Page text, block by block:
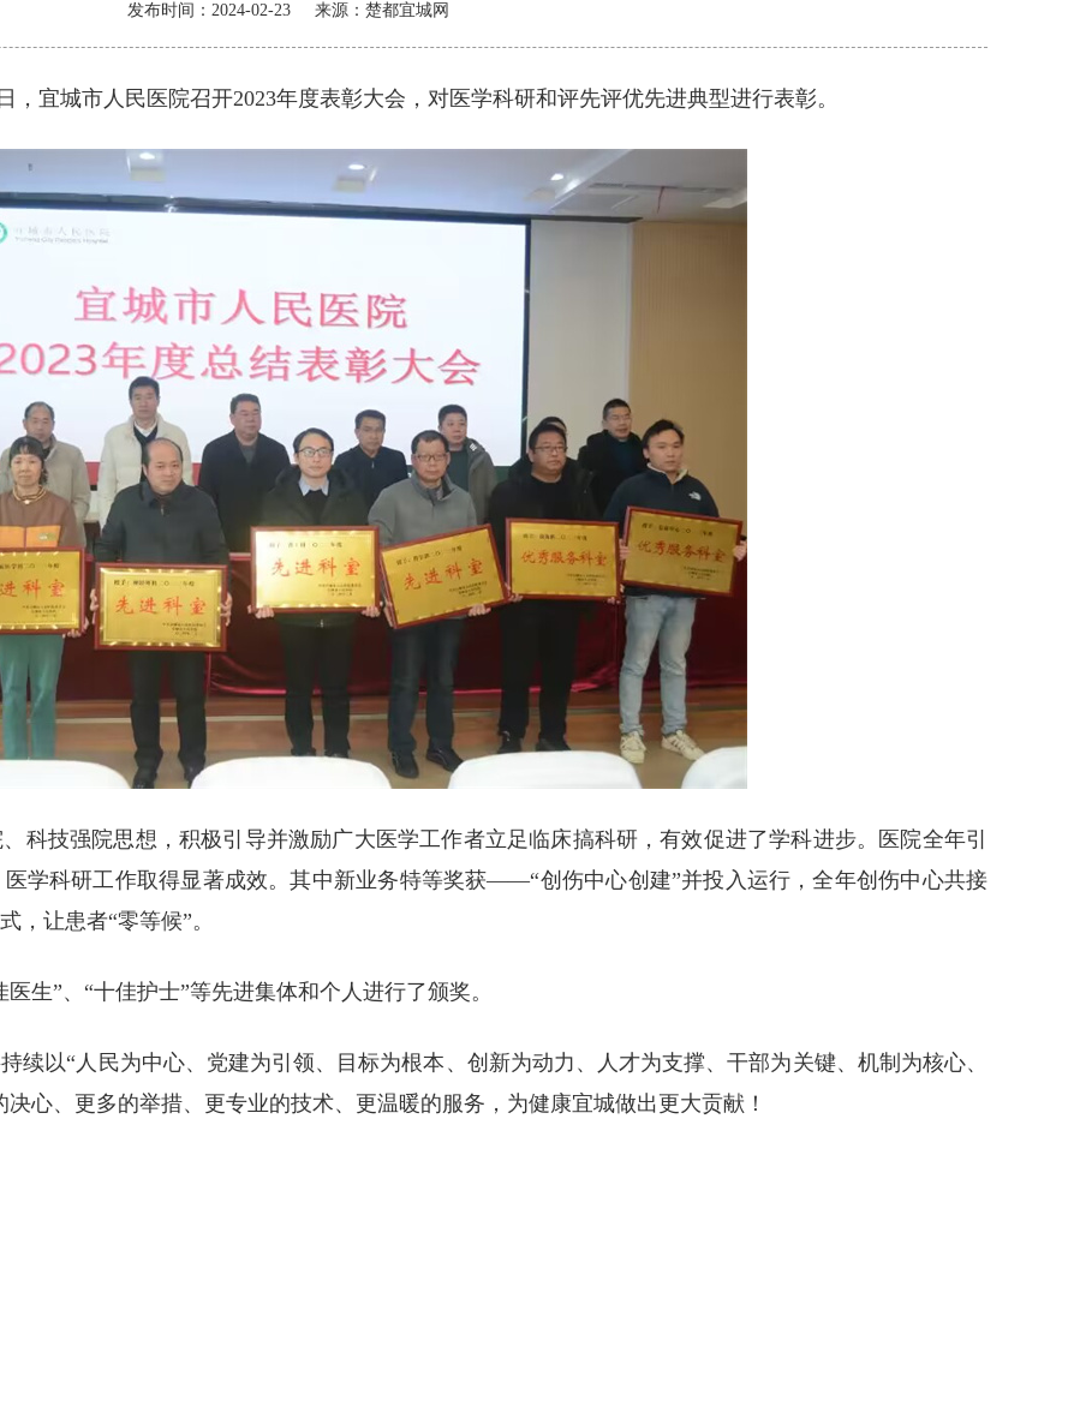
发布时间：2024-02-23 来源： 楚都宜城网
，宜城市人民医院召开2023年度表彰大会，对医学科研和评先评优先进典型进行表彰。
科技强院思想，积极引导并激励广大医学工作者立足临床搞科研，有效促进了学科进步。医院全年引
学科研工作取得显著成效。其中新业务特等奖获——“创伤中心创建”并投入运行，全年创伤中心共接
，让患者“零等候”。
生”、“十佳护士”等先进集体和个人进行了颁奖。
续以“人民为中心、党建为引领、目标为根本、创新为动力、人才为支撑、干部为关键、机制为核心、
心、更多的举措、更专业的技术、更温暖的服务，为健康宜城做出更大贡献！